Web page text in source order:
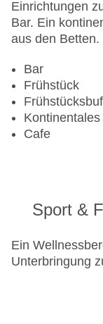
Einrichtungen
Bar. Ein
aus den Betten.
Bar
Frühstück
Cafe
Sport &
Ein
Unterbringung